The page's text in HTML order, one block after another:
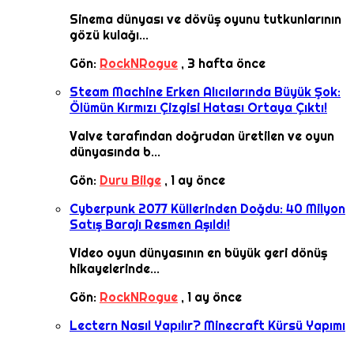
Sinema dünyası ve dövüş oyunu tutkunlarının
gözü kulağı...
Gön: RockNRogue , 3 hafta önce
Steam Machine Erken Alıcılarında Büyük Şok:
Ölümün Kırmızı Çizgisi Hatası Ortaya Çıktı!
Valve tarafından doğrudan üretilen ve oyun
dünyasında b...
Gön: Duru Bilge , 1 ay önce
Cyberpunk 2077 Küllerinden Doğdu: 40 Milyon
Satış Barajı Resmen Aşıldı!
Video oyun dünyasının en büyük geri dönüş
hikayelerinde...
Gön: RockNRogue , 1 ay önce
Lectern Nasıl Yapılır? Minecraft Kürsü Yapımı